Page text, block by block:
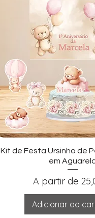
Visualização
Kit de Festa Ursinho de
em
A partir de
Preço
Adicionar ao